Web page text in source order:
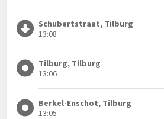
Schubertstraat, Tilburg
13:08
Tilburg, Tilburg
13:06
Berkel-Enschot, Tilburg
13:05